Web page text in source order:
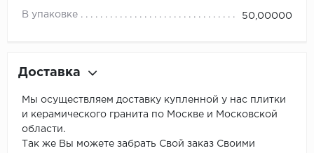
В упаковке 50,00000
Доставка
Мы осуществляем доставку купленной у нас плитки
и керамического гранита по Москве и Московской
области.
Так же Вы можете забрать Свой заказ Своими